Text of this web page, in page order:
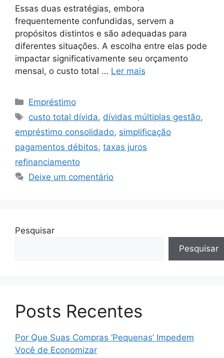
Essas duas estratégias, embora
frequentemente confundidas, servem a
propósitos distintos e são adequadas para
diferentes situações. A escolha entre elas pode
impactar significativamente seu orçamento
mensal, o custo total … Ler mais
Categorias
Empréstimo
Tags
custo total dívida, dívidas múltiplas gestão,
empréstimo consolidado, simplificação
pagamentos débitos, taxas juros
refinanciamento
Deixe um comentário
Pesquisar
Pesquisar
Posts Recentes
Por Que Suas Compras ‘Pequenas’ Impedem
Você de Economizar